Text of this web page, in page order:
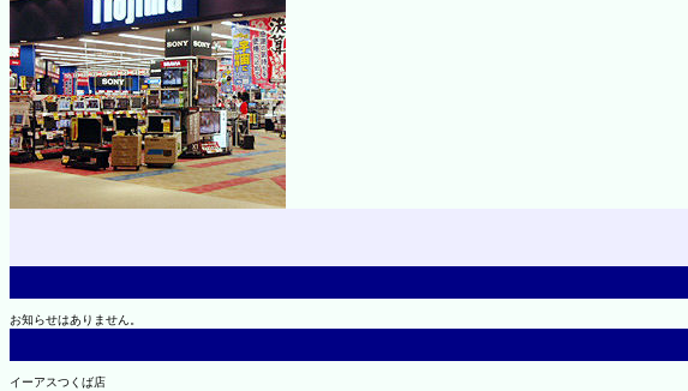
お知らせはありません。
イーアスつくば店